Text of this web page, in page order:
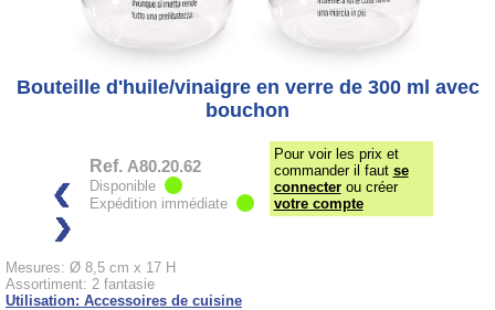
Bouteille d'huile/vinaigre en verre de 300 ml avec
bouchon
Ref. A80.20.62
Disponible
Expédition immédiate
Pour voir les prix et
commander il faut se
connecterou créer
votre compte
Mesures: Ø 8,5 cm x 17 H
Assortiment: 2 fantasie
Utilisation: Accessoires de cuisine